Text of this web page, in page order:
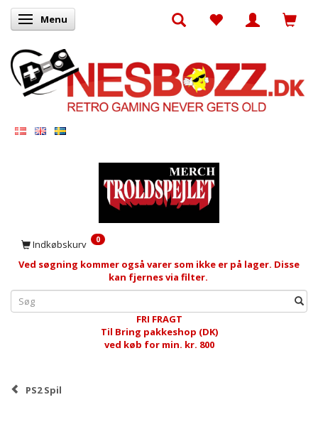
Skifte navigation
Menu
Indkøbskurv 0
Ved søgning kommer også varer som ikke er på lager. Disse
kan fjernes via filter.
FRI FRAGT
Til Bring pakkeshop (DK)
ved køb for min. kr. 800
PS2 Spil